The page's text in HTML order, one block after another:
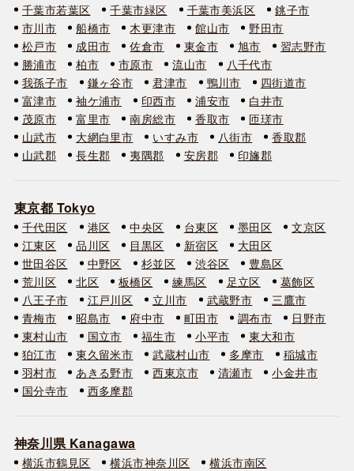
千葉市若葉区
千葉市緑区 千葉市美浜区
銚子市
市川市
船橋市 木更津市 館山市
野田市
松戸市
成田市 佐倉市 東金市 旭市
習志野市
勝浦市
柏市 市原市 流山市
八千代市
我孫子市
鎌ヶ谷市 君津市 鴨川市
四街道市
富津市
袖ケ浦市 印西市 浦安市
白井市
茂原市
富里市 南房総市 香取市
匝瑳市
山武市
大網白里市 いすみ市 八街市
香取郡
山武郡
長生郡 夷隅郡 安房郡 印旛郡
東京都 Tokyo
千代田区 港区 中央区 台東区 墨田区
文京区
江東区
品川区 目黒区 新宿区
大田区
世田谷区
中野区 杉並区 渋谷区
豊島区
荒川区
北区 板橋区 練馬区 足立区
葛飾区
八王子市
江戸川区 立川市 武蔵野市
三鷹市
青梅市
昭島市 府中市 町田市 調布市
日野市
東村山市
国立市 福生市 小平市
東大和市
狛江市
東久留米市 武蔵村山市 多摩市
稲城市
羽村市
あきる野市 西東京市 清瀬市
小金井市
国分寺市
西多摩郡
神奈川県 Kanagawa
横浜市鶴見区 横浜市神奈川区
横浜市南区